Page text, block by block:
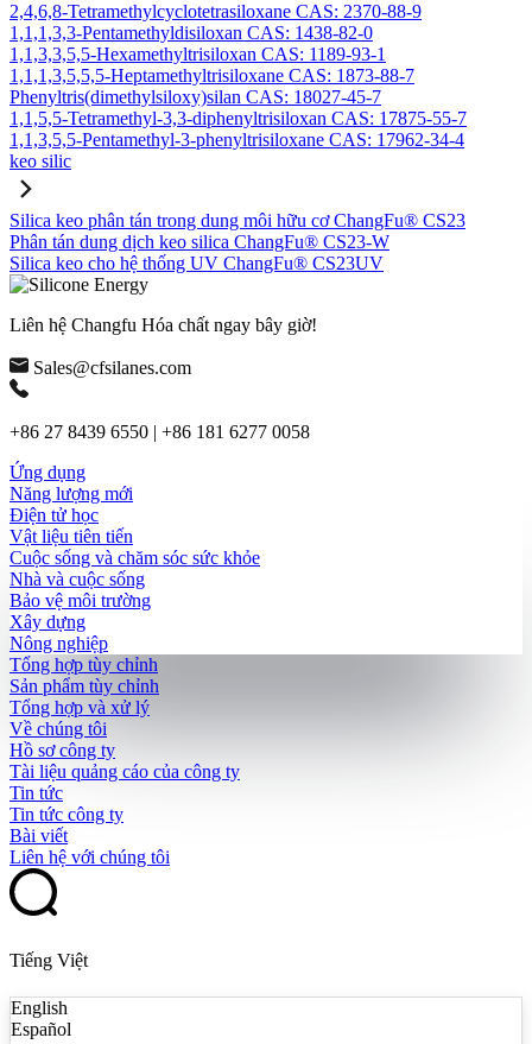
2,4,6,8-Tetramethylcyclotetrasiloxane CAS: 2370-88-9
1,1,1,3,3-Pentamethyldisiloxan CAS: 1438-82-0
1,1,3,3,5,5-Hexamethyltrisiloxan CAS: 1189-93-1
1,1,1,3,5,5,5-Heptamethyltrisiloxane CAS: 1873-88-7
Phenyltris(dimethylsiloxy)silan CAS: 18027-45-7
1,1,5,5-Tetramethyl-3,3-diphenyltrisiloxan CAS: 17875-55-7
1,1,3,5,5-Pentamethyl-3-phenyltrisiloxane CAS: 17962-34-4
keo silic
Silica keo phân tán trong dung môi hữu cơ ChangFu® CS23
Phân tán dung dịch keo silica ChangFu® CS23-W
Silica keo cho hệ thống UV ChangFu® CS23UV
Liên hệ Changfu Hóa chất ngay bây giờ!
Sales@cfsilanes.com
+86 27 8439 6550 | +86 181 6277 0058
Ứng dụng
Năng lượng mới
Điện tử học
Vật liệu tiên tiến
Cuộc sống và chăm sóc sức khỏe
Nhà và cuộc sống
Bảo vệ môi trường
Xây dựng
Nông nghiệp
Tổng hợp tùy chỉnh
Sản phẩm tùy chỉnh
Tổng hợp và xử lý
Về chúng tôi
Hồ sơ công ty
Tài liệu quảng cáo của công ty
Tin tức
Tin tức công ty
Bài viết
Liên hệ với chúng tôi
Tiếng Việt
English
Español